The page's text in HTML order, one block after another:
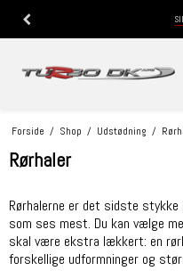
Forside / Shop / Udstødning /
Rørhaler
Rørhalerne er det sidste
som ses mest. Du kan vælge
skal være ekstra lækkert: en
forskellige udformninger og